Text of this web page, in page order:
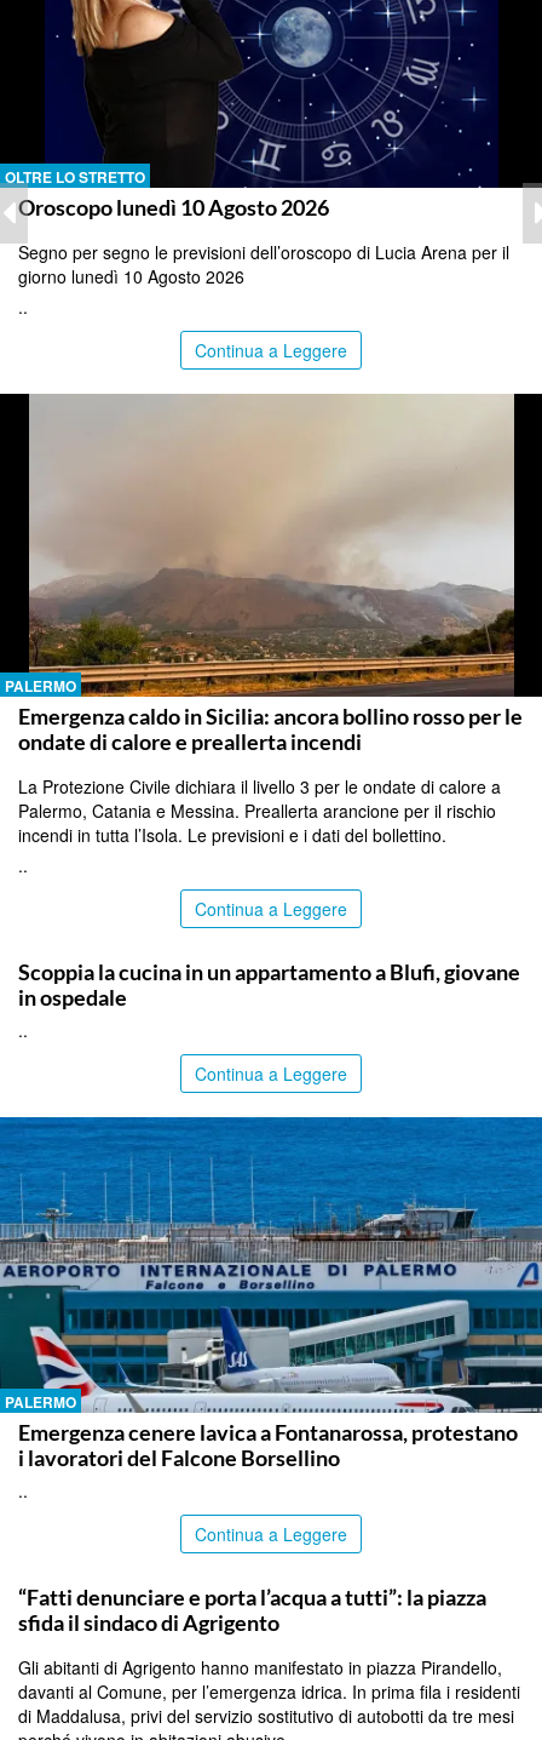
OLTRE LO STRETTO
Oroscopo lunedì 10 Agosto 2026
Segno per segno le previsioni dell’oroscopo di Lucia Arena per il
giorno lunedì 10 Agosto 2026
..
Continua a Leggere
PALERMO
Emergenza caldo in Sicilia: ancora bollino rosso per le
ondate di calore e preallerta incendi
La Protezione Civile dichiara il livello 3 per le ondate di calore a
Palermo, Catania e Messina. Preallerta arancione per il rischio
incendi in tutta l’Isola. Le previsioni e i dati del bollettino.
..
Continua a Leggere
Scoppia la cucina in un appartamento a Blufi, giovane
in ospedale
..
Continua a Leggere
PALERMO
Emergenza cenere lavica a Fontanarossa, protestano
i lavoratori del Falcone Borsellino
..
Continua a Leggere
“Fatti denunciare e porta l’acqua a tutti”: la piazza
sfida il sindaco di Agrigento
Gli abitanti di Agrigento hanno manifestato in piazza Pirandello,
davanti al Comune, per l’emergenza idrica. In prima fila i residenti
di Maddalusa, privi del servizio sostitutivo di autobotti da tre mesi